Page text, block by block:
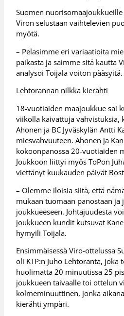
Suomen
Viron selustaan vaihtelevien
myötä.
– Pelasimme eri variaatioita
paikasta ja saimme sitä kautta
analysoi Toijala voiton pääsyitä.
Lehtorannan nilkka kierähti
18-vuotiaiden maajoukkue sai
viikolla kaivattuja vahvistuksia,
Ahonen ja BC Jyväskylän Antti
miesvahvuuteen. Ahonen ja
kokoonpanossa 20-vuotiaiden
Joukkoon liittyi myös ToPon
viettänyt kuukauden päivät
– Olemme iloisia siitä, että
mukaan tuomaan panostaan ja
joukkueeseen. Johtajuudesta
joukkueen kundit kutsuvat
hymyili Toijala.
Ensimmäisessä Viro-ottelussa
oli KTP:n Juho Lehtoranta, joka
huolimatta 20 minuutissa 25
joukkueen taivaalle toi ottelun
kolmeminuuttinen, jonka
kierähti ympäri.